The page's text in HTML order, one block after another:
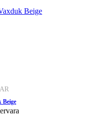
Beige